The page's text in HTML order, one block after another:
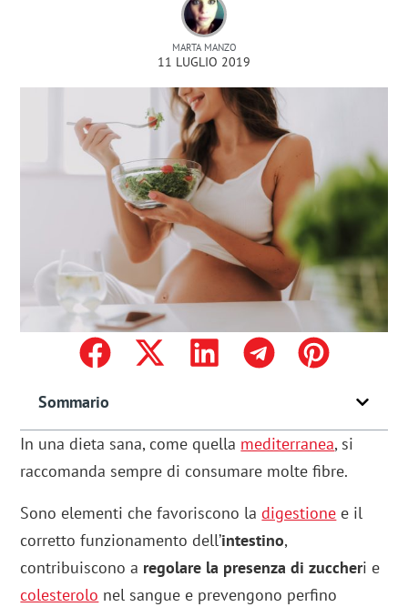
MARTA MANZO
11 LUGLIO 2019
Sommario
In una dieta sana, come quella mediterranea, si
raccomanda sempre di consumare molte fibre.
Sono elementi che favoriscono la digestione e il
corretto funzionamento dell’intestino,
contribuiscono a regolare la presenza di zuccheri e
colesterolo nel sangue e prevengono perfino